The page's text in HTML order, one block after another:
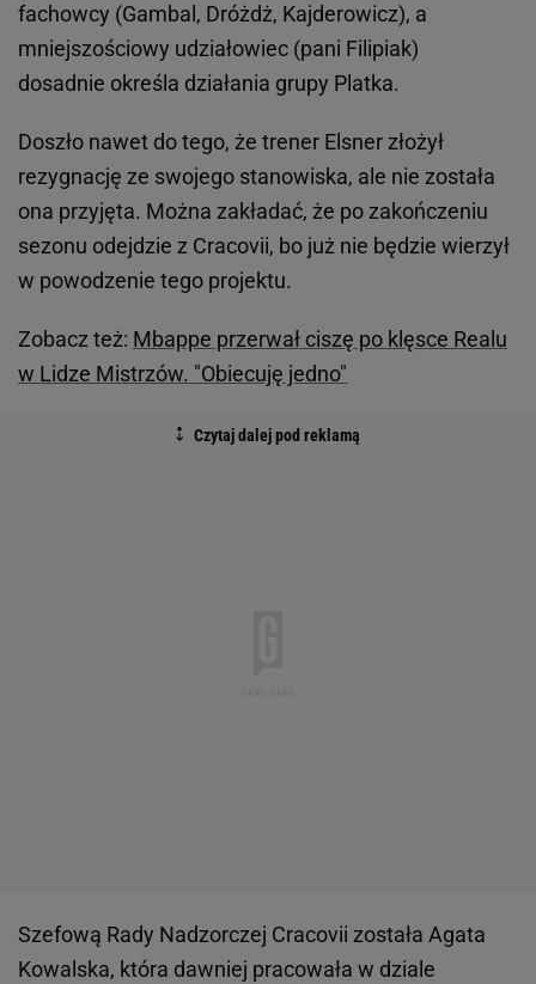
fachowcy (Gambal, Dróżdż, Kajderowicz), a
mniejszościowy udziałowiec (pani Filipiak)
dosadnie określa działania grupy Platka.
Doszło nawet do tego, że trener Elsner złożył
rezygnację ze swojego stanowiska, ale nie została
ona przyjęta. Można zakładać, że po zakończeniu
sezonu odejdzie z Cracovii, bo już nie będzie wierzył
w powodzenie tego projektu.
Zobacz też: Mbappe przerwał ciszę po klęsce Realu
w Lidze Mistrzów. "Obiecuję jedno"
Szefową Rady Nadzorczej Cracovii została Agata
Kowalska, która dawniej pracowała w dziale